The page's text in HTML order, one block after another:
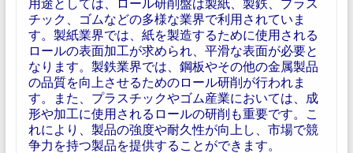
チック、ゴムなどの多様な業界で利用されていま
す。製紙業界では、紙を製造するために使用される
ロールの表面加工が求められ、平滑な表面が必要と
なります。製鉄業界では、鋼板やその他の金属製品
の品質を向上させるためのロール研削が行われま
す。また、プラスチックやゴム産業においては、成
形や加工に使用されるロールの研削も重要です。こ
れにより、製品の強度や耐久性が向上し、市場で競
争力を持つ製品を提供することができます。